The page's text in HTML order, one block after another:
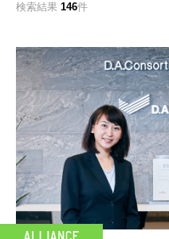
検索結果 146件